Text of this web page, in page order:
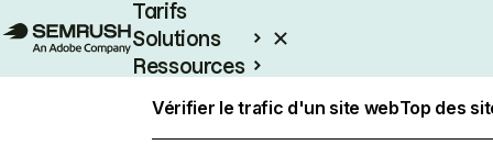
Tarifs
Solutions
Ressources
Vérifier le trafic d'un site webTop des